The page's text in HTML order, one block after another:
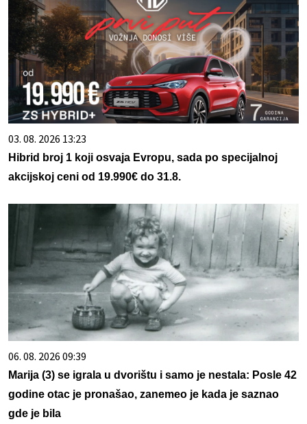
03. 08. 2026 13:23
Hibrid broj 1 koji osvaja Evropu, sada po specijalnoj
akcijskoj ceni od 19.990€ do 31.8.
06. 08. 2026 09:39
Marija (3) se igrala u dvorištu i samo je nestala: Posle 42
godine otac je pronašao, zanemeo je kada je saznao
gde je bila